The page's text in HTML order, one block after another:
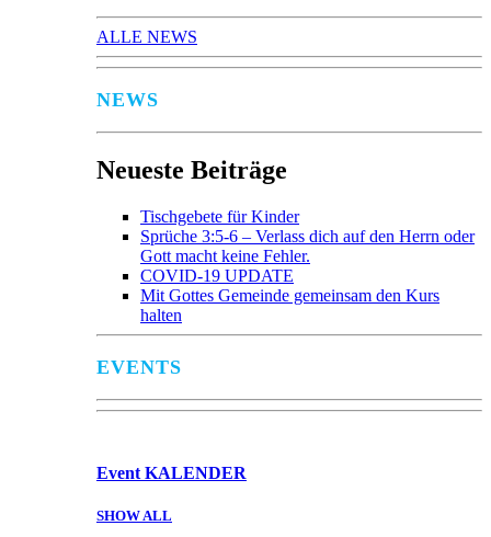
ALLE NEWS
NEWS
Neueste Beiträge
Tischgebete für Kinder
Sprüche 3:5-6 – Verlass dich auf den Herrn oder
Gott macht keine Fehler.
COVID-19 UPDATE
Mit Gottes Gemeinde gemeinsam den Kurs
halten
EVENTS
Event KALENDER
SHOW ALL